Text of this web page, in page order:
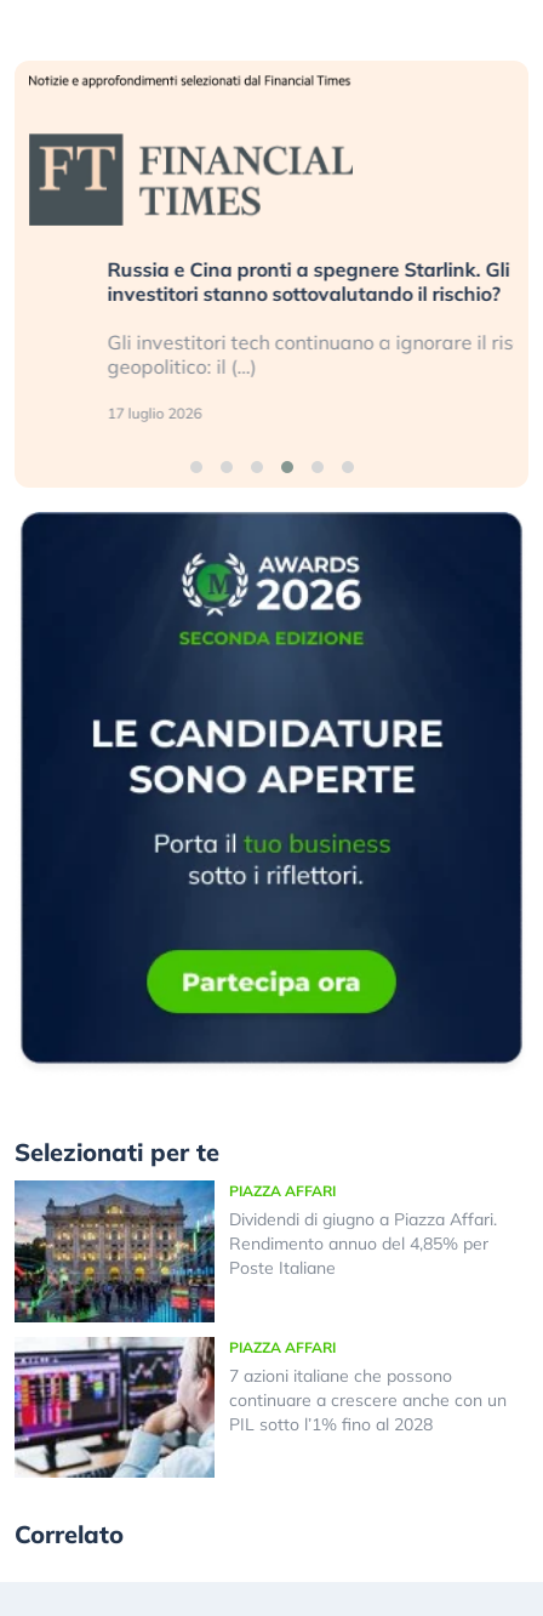
Russia e Cina pronti a spegnere Starlink. Gli
investitori stanno sottovalutando il rischio?
Gli investitori tech continuano a ignorare il rischio
geopolitico: il (…)
17 luglio 2026
Selezionati per te
PIAZZA AFFARI
Dividendi di giugno a Piazza Affari.
Rendimento annuo del 4,85% per
Poste Italiane
PIAZZA AFFARI
7 azioni italiane che possono
continuare a crescere anche con un
PIL sotto l’1% fino al 2028
Correlato